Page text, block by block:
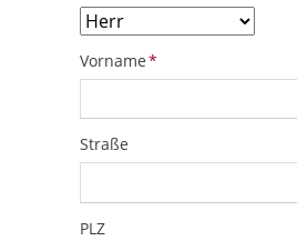
Pflichtfeld
Vorname*
Straße
PLZ